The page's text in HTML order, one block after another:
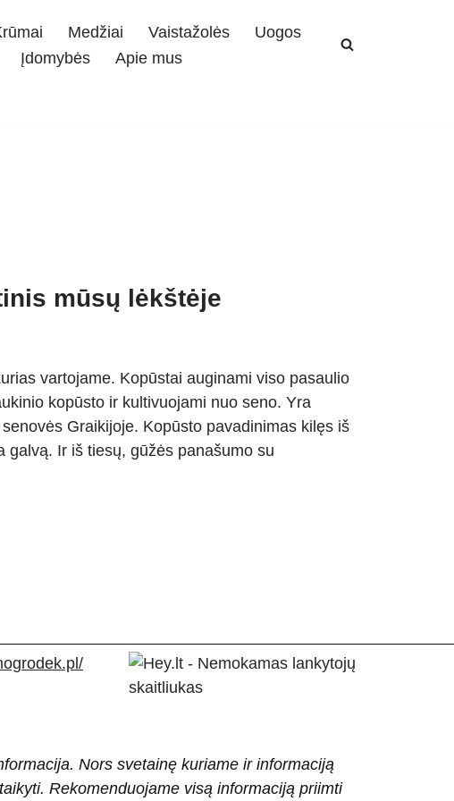
Medžiai Vaistažolės
Uogos
Įdomybės Apie mus
mūsų lėkštėje
vartojame. Kopūstai auginami viso pasaulio
kopūsto ir kultivuojami nuo seno. Yra
Graikijoje. Kopūsto pavadinimas kilęs iš
galvą. Ir iš tiesų, gūžės panašumo su
Nors svetainę kuriame ir informaciją
Rekomenduojame visą informaciją priimti